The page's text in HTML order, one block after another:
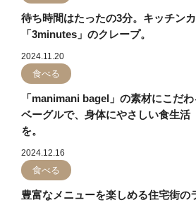
待ち時間はたったの3分。キッチン
「3minutes」のクレープ。
2024.11.20
食べる
「manimani bagel」の素材にこだわ
ベーグルで、身体にやさしい食生活
を。
2024.12.16
食べる
豊富なメニューを楽しめる住宅街の